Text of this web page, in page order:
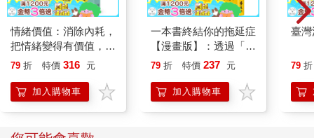
的，有時候同時並存。支票很可能是老派的支付方式，但是在處
支付的市場（可說完全不是個市場）同時是集中與分散的。支付
的款項同時流向來自約世界兩百多國約兩萬五千間銀行，但幾乎
每一筆跨國的支付僅經由十五間銀行之一。當中包含了許多技
術，但僅有一些技術是所有支付都需要的。支付的網路既是單數
也是複數的：就像網路是單一的系統，但結合了大量的子系統。
情緒價值：消除內耗，
把情緒變得有價值，跟
誰都能自在相處
79 折 特價 316 元
加入購物車
一本書終結你的拖延症
【漫畫版】：透過「小
行動」打開大腦的行動
「行動派」的37個科
學方法
79 折 特價 237 元
加入購物車
臺
79 折